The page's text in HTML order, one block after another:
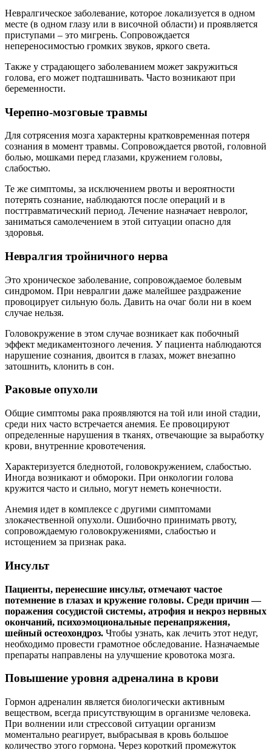
Невралгическое заболевание, которое локализуется в одном
месте (в одном глазу или в височной области) и проявляется
приступами – это мигрень. Сопровождается
непереносимостью громких звуков, яркого света.
Также у страдающего заболеванием может закружиться
голова, его может подташнивать. Часто возникают при
беременности.
Черепно-мозговые травмы
Для сотрясения мозга характерны кратковременная потеря
сознания в момент травмы. Сопровождается рвотой, головной
болью, мошками перед глазами, кружением головы,
слабостью.
Те же симптомы, за исключением рвоты и вероятности
потерять сознание, наблюдаются после операций и в
посттравматический период. Лечение назначает невролог,
заниматься самолечением в этой ситуации опасно для
здоровья.
Невралгия тройничного нерва
Это хроническое заболевание, сопровождаемое болевым
синдромом. При невралгии даже малейшее раздражение
провоцирует сильную боль. Давить на очаг боли ни в коем
случае нельзя.
Головокружение в этом случае возникает как побочный
эффект медикаментозного лечения. У пациента наблюдаются
нарушение сознания, двоится в глазах, может внезапно
затошнить, клонить в сон.
Раковые опухоли
Общие симптомы рака проявляются на той или иной стадии,
среди них часто встречается анемия. Ее провоцируют
определенные нарушения в тканях, отвечающие за выработку
крови, внутренние кровотечения.
Характеризуется бледнотой, головокружением, слабостью.
Иногда возникают и обмороки. При онкологии голова
кружится часто и сильно, могут неметь конечности.
Анемия идет в комплексе с другими симптомами
злокачественной опухоли. Ошибочно принимать рвоту,
сопровождаемую головокружениями, слабостью и
истощением за признак рака.
Инсульт
Пациенты, перенесшие инсульт, отмечают частое
потемнение в глазах и кружение головы. Среди причин —
поражения сосудистой системы, атрофия и некроз нервных
окончаний, психоэмоциональные перенапряжения,
шейный остеохондроз. Чтобы узнать, как лечить этот недуг,
необходимо провести грамотное обследование. Назначаемые
препараты направлены на улучшение кровотока мозга.
Повышение уровня адреналина в крови
Гормон адреналин является биологически активным
веществом, всегда присутствующим в организме человека.
При волнении или стрессовой ситуации организм
моментально реагирует, выбрасывая в кровь большое
количество этого гормона. Через короткий промежуток